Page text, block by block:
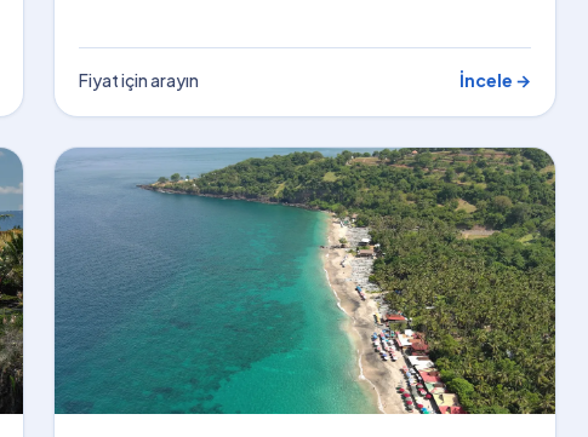
Fiyat için arayın İncele →